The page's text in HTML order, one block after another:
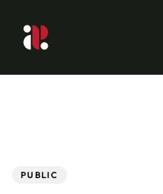
PUBLIC